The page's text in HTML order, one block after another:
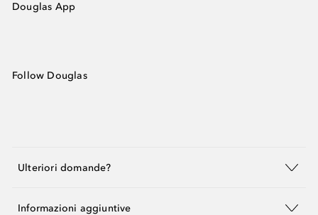
Douglas App
Follow Douglas
Ulteriori domande?
Informazioni aggiuntive